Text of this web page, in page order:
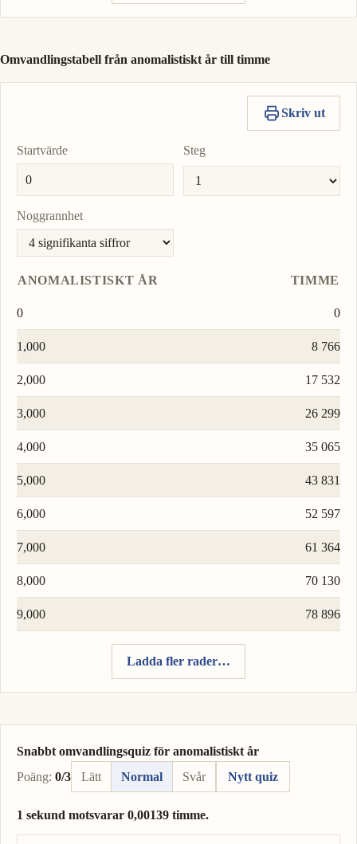
Omvandlingstabell från anomalistiskt år till timme
Skriv ut
Startvärde Steg
Noggrannhet
ANOMALISTISKT ÅR TIMME
0 0
1,000 8 766
2,000 17 532
3,000 26 299
4,000 35 065
5,000 43 831
6,000 52 597
7,000 61 364
8,000 70 130
9,000 78 896
Ladda fler rader…
Snabbt omvandlingsquiz för anomalistiskt år
Poäng: 0/3 Lätt Normal Svår Nytt quiz
1 sekund motsvarar 0,00139 timme.
Rätt svar: 1 sekund = 0,000278 timme.